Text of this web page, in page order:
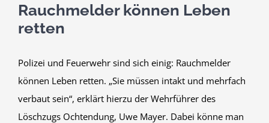
Rauchmelder können Leben
retten
Polizei und Feuerwehr sind sich einig: Rauchmelder
können Leben retten. „Sie müssen intakt und mehrfach
verbaut sein“, erklärt hierzu der Wehrführer des
Löschzugs Ochtendung, Uwe Mayer. Dabei könne man